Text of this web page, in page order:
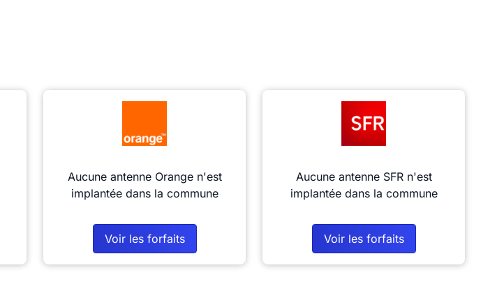
Aucune antenne Orange n'est
implantée dans la commune
Voir les forfaits
Aucune antenne SFR n'est
implantée dans la commune
Voir les forfaits